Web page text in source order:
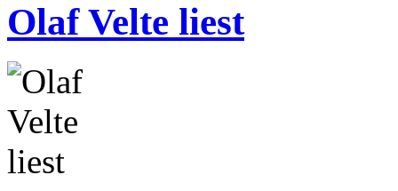
Olaf Velte liest